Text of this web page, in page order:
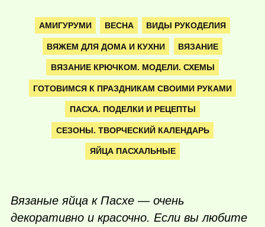
АМИГУРУМИ ВЕСНА ВИДЫ РУКОДЕЛИЯ
ВЯЖЕМ ДЛЯ ДОМА И КУХНИ ВЯЗАНИЕ
ВЯЗАНИЕ КРЮЧКОМ. МОДЕЛИ. СХЕМЫ
ГОТОВИМСЯ К ПРАЗДНИКАМ СВОИМИ РУКАМИ
ПАСХА. ПОДЕЛКИ И РЕЦЕПТЫ
СЕЗОНЫ. ТВОРЧЕСКИЙ КАЛЕНДАРЬ
ЯЙЦА ПАСХАЛЬНЫЕ
Вязаные яйца к Пасхе — очень
декоративно и красочно. Если вы любите